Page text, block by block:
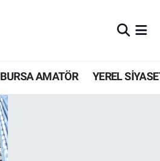
BURSA AMATÖR YEREL